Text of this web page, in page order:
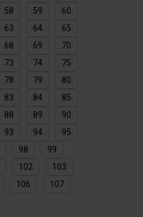
58 59
60
63 64
65
68 69
70
73 74
75
78 79
80
83 84
85
88 89
90
93 94
95
98
99
102
103
106 107